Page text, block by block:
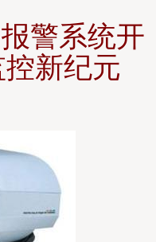
警系统开
新纪元